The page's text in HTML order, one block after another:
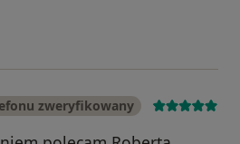
zweryfikowany